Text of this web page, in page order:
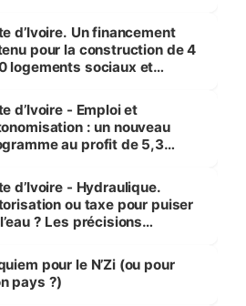
d’Ivoire. Un financement
pour la construction de 4
logements sociaux et
d’Ivoire - Emploi et
: un nouveau
au profit de 5,3
d’Ivoire - Hydraulique.
ou taxe pour puiser
? Les précisions
pour le N’Zi (ou pour
pays ?)